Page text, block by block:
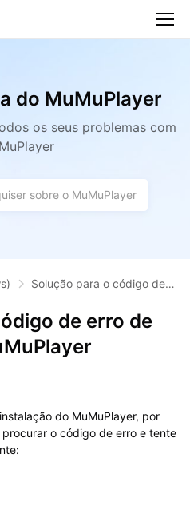
do MuMuPlayer
os seus problemas com
sobre o MuMuPlayer
Solução para o código de e
de erro de
do MuMuPlayer, por
procurar o código de erro e tente